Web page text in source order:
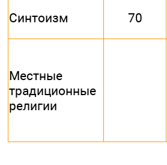
Синтоизм 70
Местные
традиционные
религии